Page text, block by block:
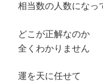
相当数の人数になっ
どこが正解なのか
全くわかりません
運を天に任せて